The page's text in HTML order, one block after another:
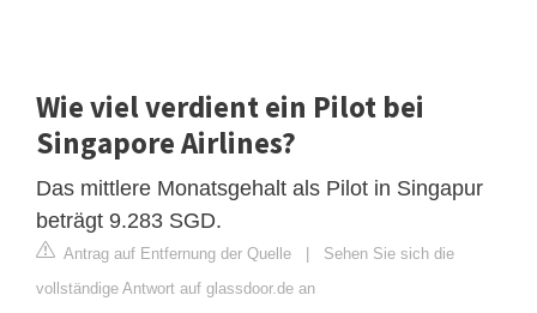
Wie viel verdient ein Pilot bei
Singapore Airlines?
Das mittlere Monatsgehalt als Pilot in Singapur
beträgt 9.283 SGD.
Antrag auf Entfernung der Quelle | Sehen Sie sich die
vollständige Antwort auf glassdoor.de an